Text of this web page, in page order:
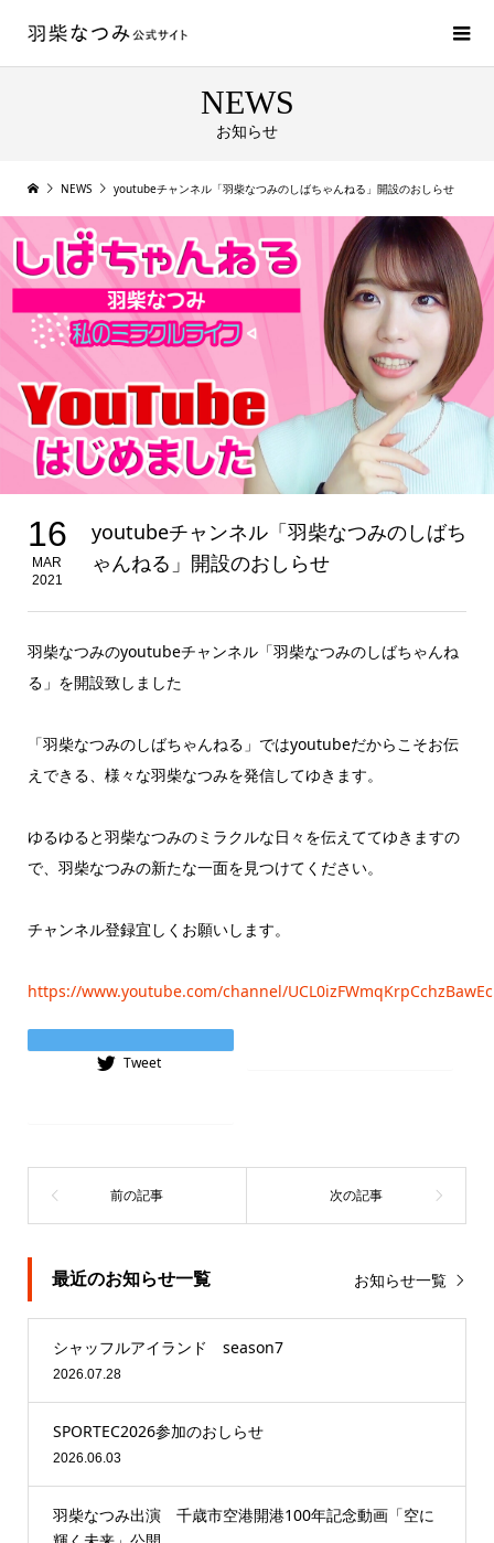
NEWS
お知らせ
NEWS youtubeチャンネル「羽柴なつみのしばちゃんねる」開設のおしらせ
16
MAR
2021
youtubeチャンネル「羽柴なつみのしばち
ゃんねる」開設のおしらせ
羽柴なつみのyoutubeチャンネル「羽柴なつみのしばちゃんね
る」を開設致しました
「羽柴なつみのしばちゃんねる」ではyoutubeだからこそお伝
えできる、様々な羽柴なつみを発信してゆきます。
ゆるゆると羽柴なつみのミラクルな日々を伝えててゆきますの
で、羽柴なつみの新たな一面を見つけてください。
チャンネル登録宜しくお願いします。
https://www.youtube.com/channel/
Tweet
最近のお知らせ一覧 お知らせ一覧
シャッフルアイランド season7
2026.07.28
SPORTEC2026参加のおしらせ
2026.06.03
羽柴なつみ出演 千歳市空港開港100年記念動画「空に